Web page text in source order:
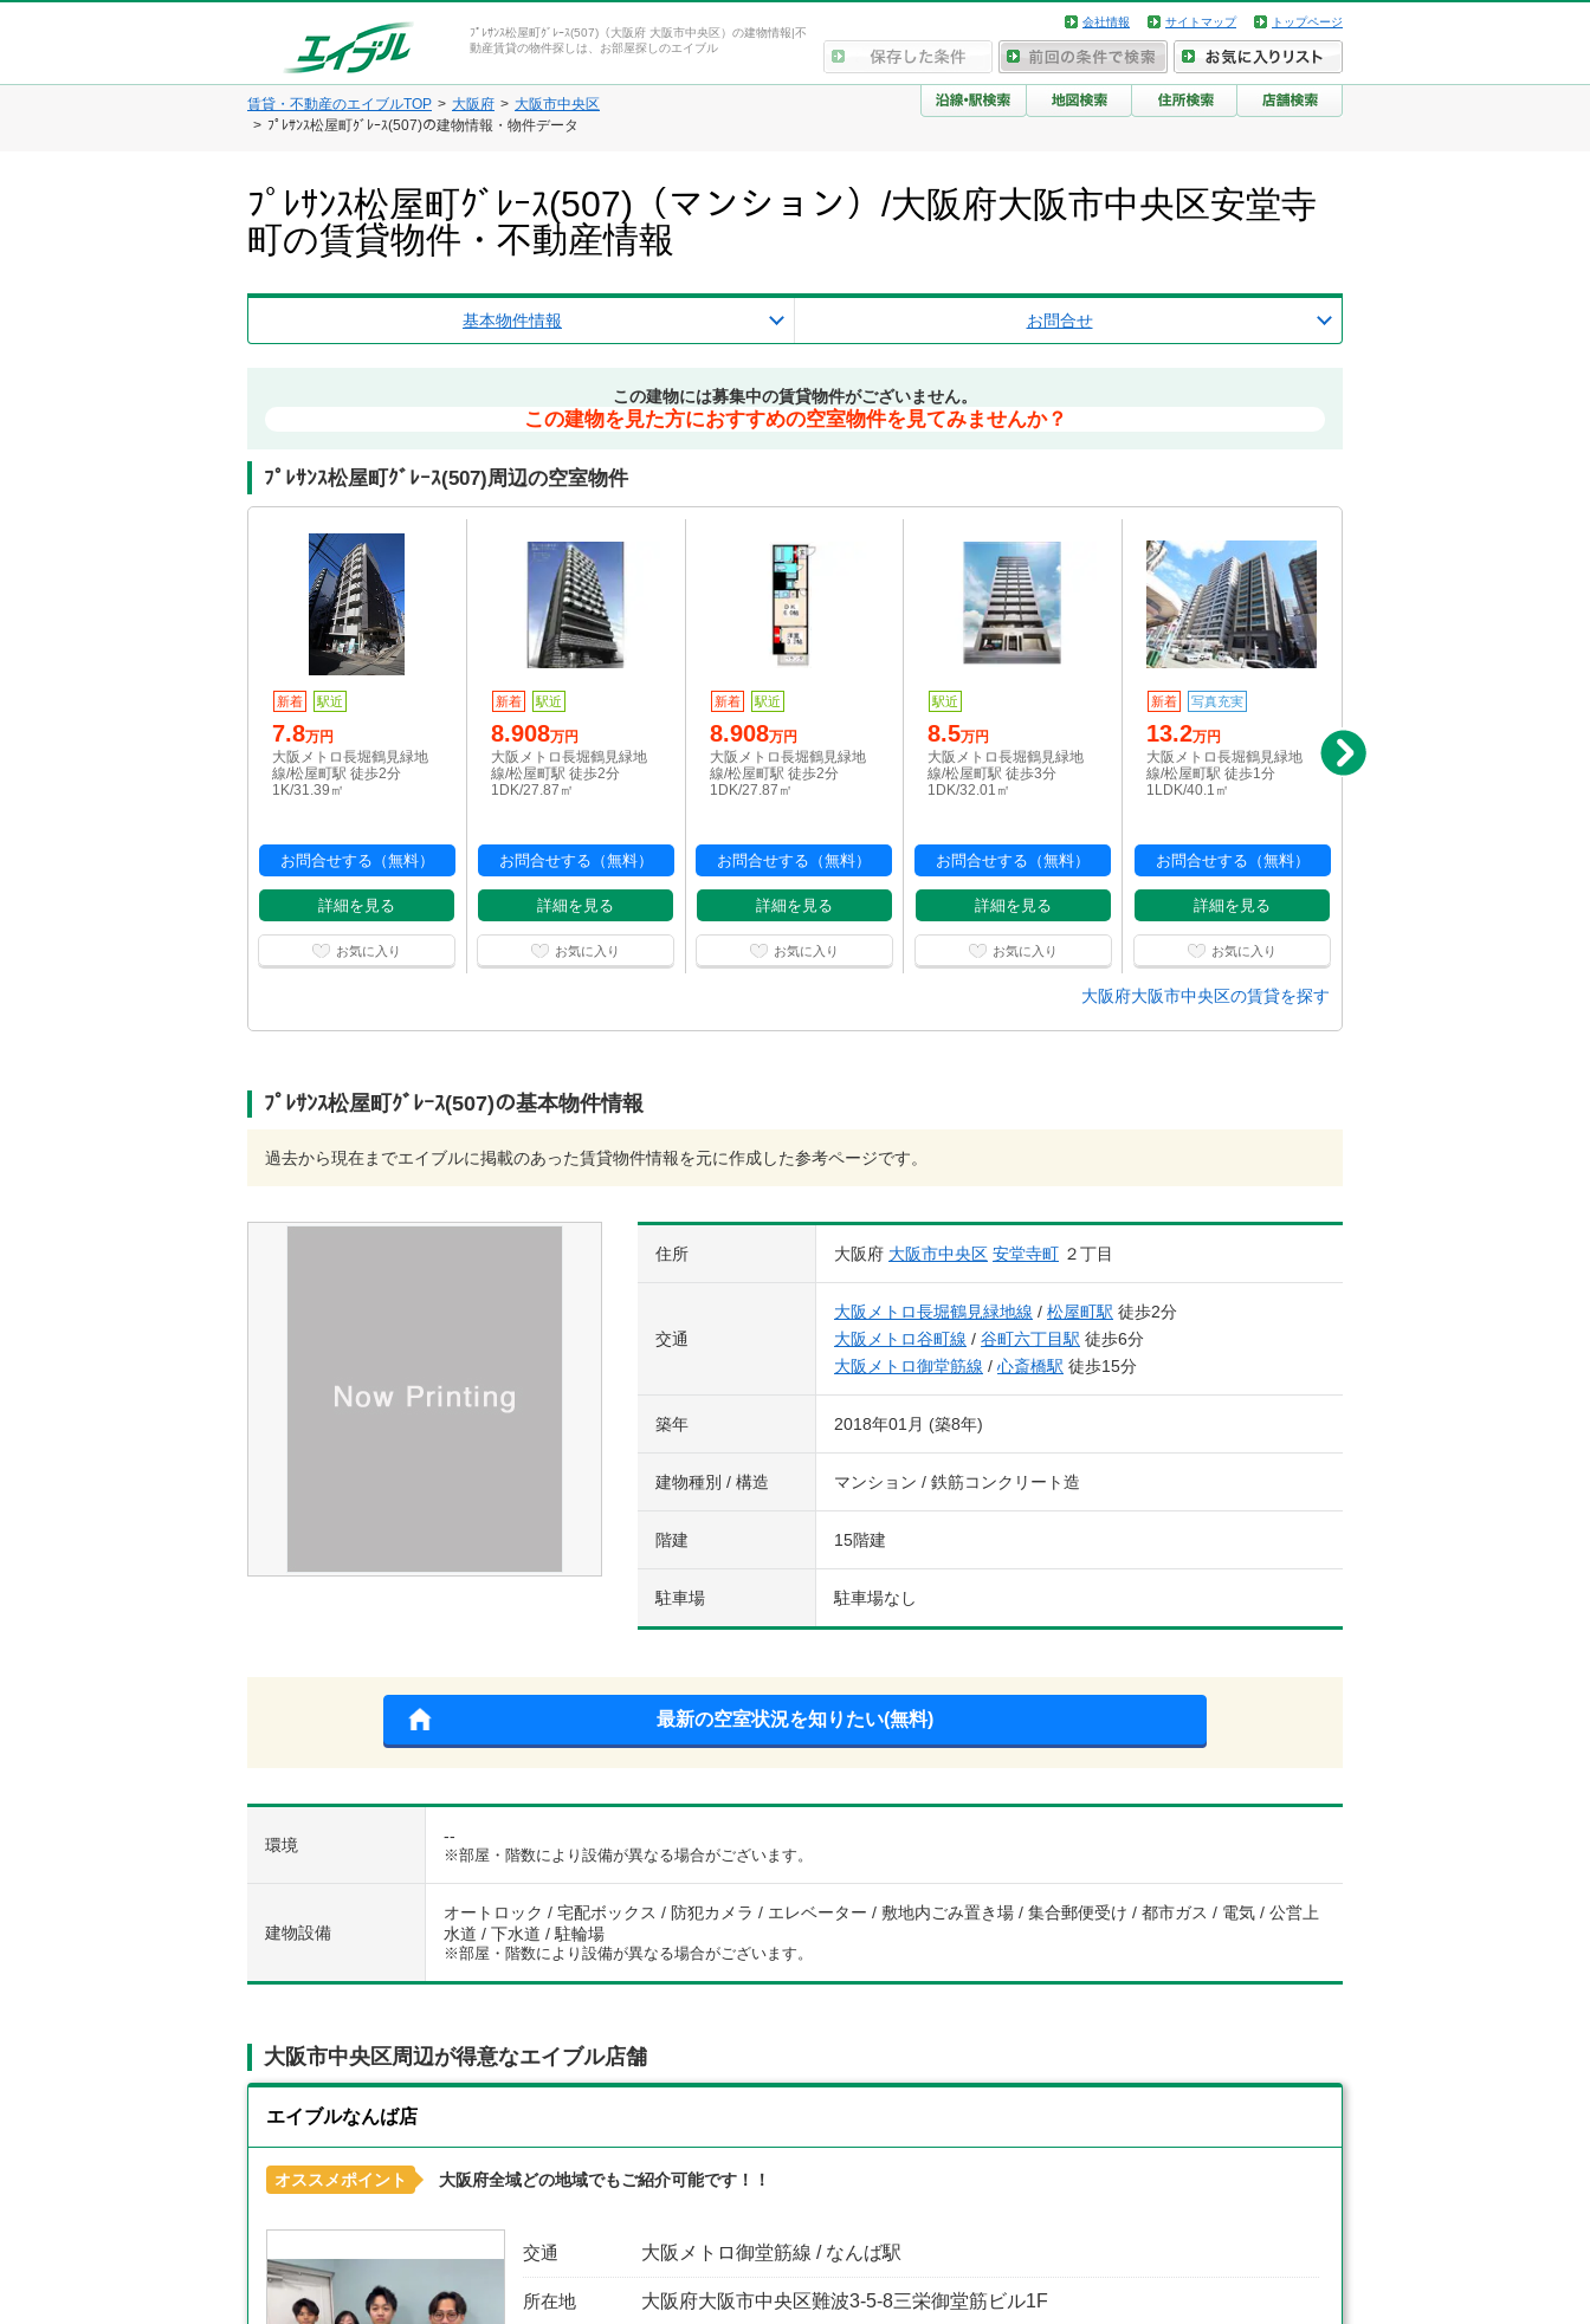
ﾌﾟﾚｻﾝｽ松屋町ｸﾞﾚｰｽ(507)（大阪府 大阪市中央区）の建物情報|不
動産賃貸の物件探しは、お部屋探しのエイブル
会社情報 サイトマップ トップページ
賃貸・不動産のエイブルTOP 大阪府
大阪市中央区
ﾌﾟﾚｻﾝｽ松屋町ｸﾞﾚｰｽ(507)の建物情報・物件データ
ﾌﾟﾚｻﾝｽ松屋町ｸﾞﾚｰｽ(507)（マンション）/大阪府大阪市中央区安堂寺
町の賃貸物件・不動産情報
基本物件情報 お問合せ
この建物には募集中の賃貸物件がございません。
この建物を見た方におすすめの空室物件を見てみませんか？
ﾌﾟﾚｻﾝｽ松屋町ｸﾞﾚｰｽ(507)周辺の空室物件
新着 駅近
7.8万円
大阪メトロ長堀鶴見緑地
線/松屋町駅 徒歩2分
1K/31.39㎡
お問合せする（無料）
詳細を見る
お気に入り
新着 駅近
8.908万円
大阪メトロ長堀鶴見緑地
線/松屋町駅 徒歩2分
1DK/27.87㎡
お問合せする（無料）
詳細を見る
お気に入り
新着 駅近
8.908万円
大阪メトロ長堀鶴見緑地
線/松屋町駅 徒歩2分
1DK/27.87㎡
お問合せする（無料）
詳細を見る
お気に入り
駅近
8.5万円
大阪メトロ長堀鶴見緑地
線/松屋町駅 徒歩3分
1DK/32.01㎡
お問合せする（無料）
詳細を見る
お気に入り
新着 写真充実
13.2万円
大阪メトロ長堀鶴見緑地
線/松屋町駅 徒歩1分
1LDK/40.1㎡
お問合せする（無料）
詳細を見る
お気に入り
大阪メトロ長堀鶴見緑地
大阪府大阪市中央区の賃貸を探す
ﾌﾟﾚｻﾝｽ松屋町ｸﾞﾚｰｽ(507)の基本物件情報
過去から現在までエイブルに掲載のあった賃貸物件情報を元に作成した参考ページです。
住所 大阪府 大阪市中央区 安堂寺町 ２丁目
交通
大阪メトロ長堀鶴見緑地線 / 松屋町駅 徒歩2分
大阪メトロ谷町線 / 谷町六丁目駅 徒歩6分
大阪メトロ御堂筋線 / 心斎橋駅 徒歩15分
築年 2018年01月 (築8年)
建物種別 / 構造 マンション / 鉄筋コンクリート造
階建 15階建
駐車場 駐車場なし
最新の空室状況を知りたい(無料)
環境 --
※部屋・階数により設備が異なる場合がございます。
建物設備
オートロック / 宅配ボックス / 防犯カメラ / エレベーター / 敷地内ごみ置き場 / 集合郵便受け / 都市ガス / 電気 / 公営上
水道 / 下水道 / 駐輪場
※部屋・階数により設備が異なる場合がございます。
大阪市中央区周辺が得意なエイブル店舗
エイブルなんば店
オススメポイント 大阪府全域どの地域でもご紹介可能です！！
交通 大阪メトロ御堂筋線 / なんば駅
所在地 大阪府大阪市中央区難波3-5-8三栄御堂筋ビル1F